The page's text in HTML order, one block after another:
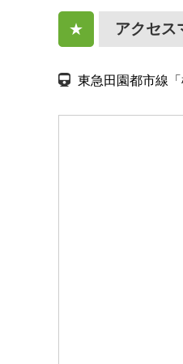
★ アクセス
東急田園都市線